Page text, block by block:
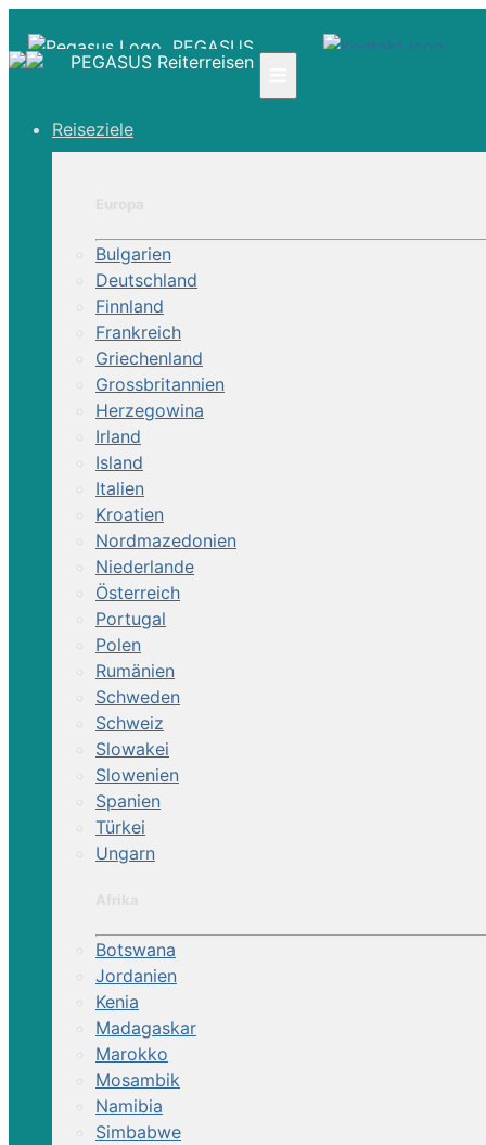
PEGASUS
☎ +41 61 303 31 00
Über Uns
PEGASUS Reiterreisen
Reiseziele
Bulgarien
Deutschland
Finnland
Frankreich
Griechenland
Grossbritannien
Herzegowina
Irland
Island
Italien
Kroatien
Nordmazedonien
Niederlande
Österreich
Portugal
Polen
Rumänien
Schweden
Schweiz
Slowakei
Slowenien
Spanien
Türkei
Ungarn
Botswana
Jordanien
Kenia
Madagaskar
Marokko
Mosambik
Namibia
Simbabwe
Reittour | Almeida
Ritt auf den historischen Viehwegen der